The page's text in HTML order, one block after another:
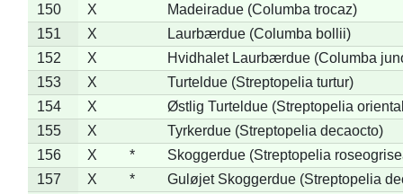
150
X
Madeiradue (Columba trocaz)
151
X
Laurbærdue (Columba bollii)
152
X
Hvidhalet Laurbærdue (Columba
153
X
Turteldue (Streptopelia turtur)
154
X
Østlig Turteldue (Streptopelia
155
X
Tyrkerdue (Streptopelia decaocto)
156
X *
Skoggerdue (Streptopelia
157
X *
Guløjet Skoggerdue (Streptopelia